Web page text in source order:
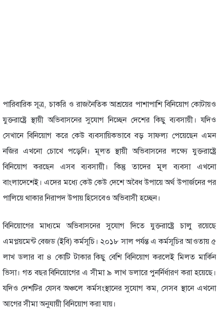
পারিবারিক সূত্র, চাকরি ও রাজনৈতিক আশ্রয়ের পাশাপাশি বিনিয়োগ কোটায়ও
যুক্তরাষ্ট্রে স্থায়ী অভিবাসনের সুযোগ নিচ্ছেন দেশের কিছু ব্যবসায়ী। যদিও
সেখানে বিনিয়োগ করে কেউ ব্যবসায়িকভাবে বড় সাফল্য পেয়েছেন এমন
নজির এখনো চোখে পড়েনি। মূলত স্থায়ী অভিবাসনের লক্ষ্যে যুক্তরাষ্ট্রে
বিনিয়োগ করছেন এসব ব্যবসায়ী। কিন্তু তাদের মূল ব্যবসা এখনো
বাংলাদেশেই। এদের মধ্যে কেউ কেউ দেশে অবৈধ উপায়ে অর্থ উপার্জনের পর
পালিয়ে থাকার নিরাপদ উপায় হিসেবেও অভিবাসী হচ্ছেন।
বিনিয়োগের মাধ্যমে অভিবাসনের সুযোগ দিতে যুক্তরাষ্ট্রে চালু রয়েছে
এমপ্লয়মেন্ট বেজড (ইবি) কর্মসূচি। ২০১৮ সাল পর্যন্ত এ কর্মসূচির আওতায় ৫
লাখ ডলার বা ৪ কোটি টাকার কিছু বেশি বিনিয়োগ করলেই মিলত মার্কিন
ভিসা। গত বছর বিনিয়োগের এ সীমা ৯ লাখ ডলারে পুনর্নির্ধারণ করা হয়েছে।
যদিও দেশটির যেসব অঞ্চলে কর্মসংস্থানের সুযোগ কম, সেসব স্থানে এখনো
আগের সীমা অনুযায়ী বিনিয়োগ করা যায়।